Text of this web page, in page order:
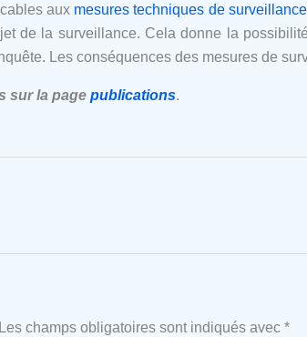
aux mesures techniques de surveillance
de la surveillance. Cela donne la
Les conséquences des mesures de
sur la page publications.
Les champs obligatoires sont indiqués avec *